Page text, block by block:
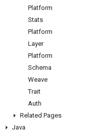
Platform
Stats
Platform
Layer
Platform
Schema
Weave
Trait
Auth
Related Pages
Java